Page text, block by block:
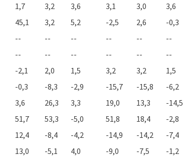
1,7 3,2 3,6 3,1 3,0 3,6
45,1 3,2 5,2 -2,5 2,6 -0,3
-- -- -- -- -- --
-- -- -- -- -- --
-2,1 2,0 1,5 3,2 3,2 1,5
-0,3 -8,3 -2,9 -15,7 -15,8 -6,2
3,6 26,3 3,3 19,0 13,3 -14,5
51,7 53,3 -5,0 51,8 18,4 -2,8
12,4 -8,4 -4,2 -14,9 -14,2 -7,4
13,0 -5,1 4,0 -9,0 -7,5 -1,2